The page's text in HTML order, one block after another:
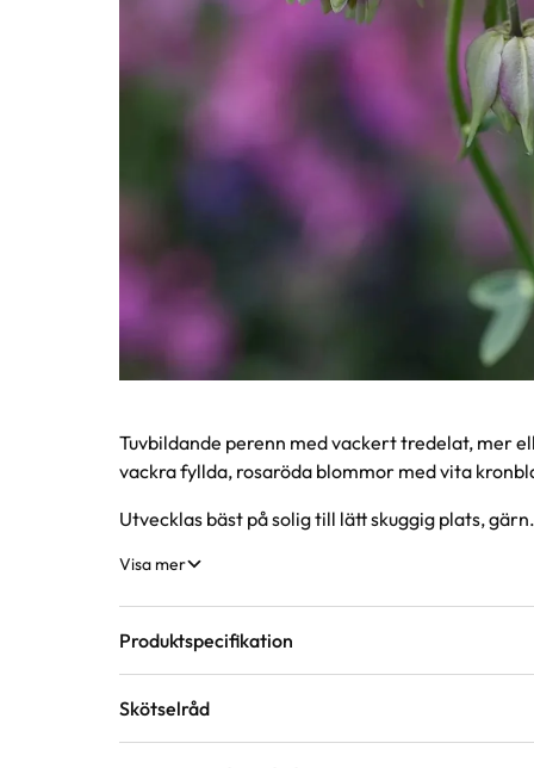
Produktinformation
Tuvbildande perenn med vackert tredelat, mer
vackra fyllda, rosaröda blommor med vita
Utvecklas bäst på solig till lätt skuggig plats,
Visa mer
Produktspecifikation
Krukstorlek
Skötselråd